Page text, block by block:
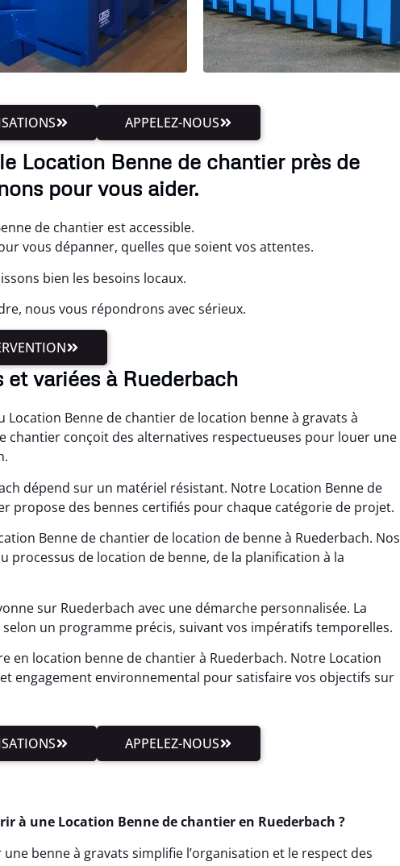
APPELEZ-NOUS
Location Benne de chantier près de
pour vous aider.
de chantier est accessible.
vous dépanner, quelles que soient vos attentes.
bien les besoins locaux.
nous vous répondrons avec sérieux.
variées à Ruederbach
Location Benne de chantier de location benne à gravats à
chantier conçoit des alternatives respectueuses pour louer une
dépend sur un matériel résistant. Notre Location Benne de
propose des bennes certifiés pour chaque catégorie de projet.
Benne de chantier de location de benne à Ruederbach. Nos
processus de location de benne, de la planification à la
sur Ruederbach avec une démarche personnalisée. La
un programme précis, suivant vos impératifs temporelles.
en location benne de chantier à Ruederbach. Notre Location
engagement environnemental pour satisfaire vos objectifs sur
APPELEZ-NOUS
à une Location Benne de chantier en Ruederbach ?
benne à gravats simplifie l’organisation et le respect des